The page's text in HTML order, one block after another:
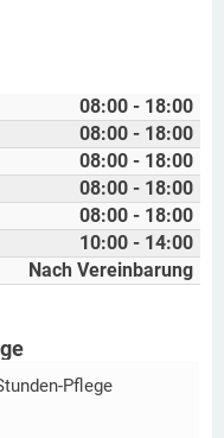
08:00 - 18:00
08:00 - 18:00
08:00 - 18:00
08:00 - 18:00
08:00 - 18:00
10:00 - 14:00
Nach Vereinbarung
Pflege